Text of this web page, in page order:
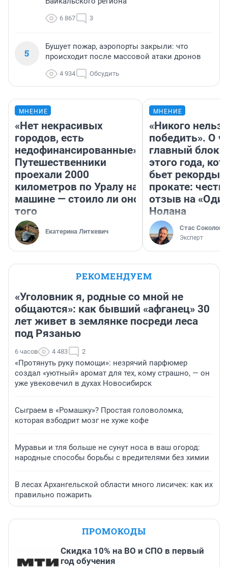
6 867 3
5
Бушует пожар, аэропорты закрыли: что
происходит после массовой атаки дронов
4 934 Обсудить
МНЕНИЕ
«Нет некрасивых
городов, есть
недофинансированные».
Путешественники
проехали 2000
километров по Уралу на
машине — стоило ли оно
того
Екатерина Литкевич
МНЕНИЕ
«Никого нельзя
победить». О
главный
этого года,
бьет рекорды в
прокате:
отзыв на
Нолана
Стас Соколов
Эксперт
РЕКОМЕНДУЕМ
«Уголовник я, родные со мной не
общаются»: как бывший «афганец» 30
лет живет в землянке посреди леса
под Рязанью
6 часов 4 483 2
«Протянуть руку помощи»: незрячий парфюмер
создал «уютный» аромат для тех, кому страшно, — он
уже увековечил в духах Новосибирск
Сыграем в «Ромашку»? Простая головоломка,
которая взбодрит мозг не хуже кофе
Муравьи и тля больше не сунут носа в ваш огород:
народные способы борьбы с вредителями без химии
В лесах Архангельской области много лисичек: как их
правильно пожарить
ПРОМОКОДЫ
Скидка 10% на ВО и СПО в первый
год обучения